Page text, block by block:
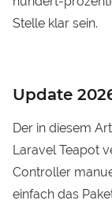
Stelle klar sein.
Update
Der in diesem
Laravel Teapot
Controller
einfach das